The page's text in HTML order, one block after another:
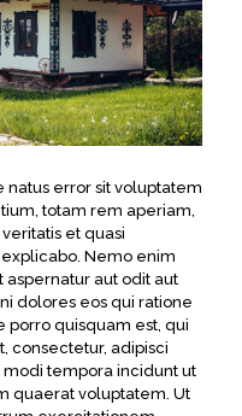
natus error sit voluptatem
totam rem aperiam,
et quasi
Nemo enim
aspernatur aut odit aut
dolores eos qui ratione
porro quisquam est, qui
consectetur, adipisci
tempora incidunt ut
quaerat voluptatem. Ut